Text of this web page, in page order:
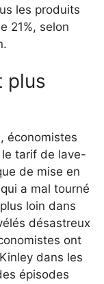
les produits
21%, selon
plus
économistes
tarif de lave-
de mise en
a mal tourné
loin dans
désastreux
ont
dans les
épisodes